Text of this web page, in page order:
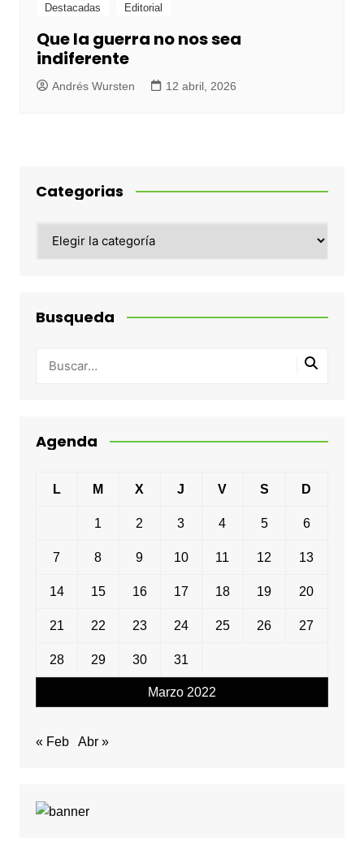
Destacadas Editorial
Que la guerra no nos sea
indiferente
Andrés Wursten 12 abril, 2026
Categorias
Busqueda
Agenda
Marzo 2022
L M X J V S D
1 2 3 4 5 6
7 8 9 10 11 12 13
14 15 16 17 18 19 20
21 22 23 24 25 26 27
28 29 30 31
« Feb Abr »